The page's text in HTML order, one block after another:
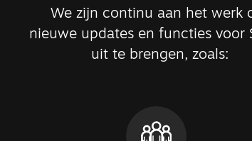
We zijn continu aan het werk
nieuwe updates en functies voor
uit te brengen, zoals: